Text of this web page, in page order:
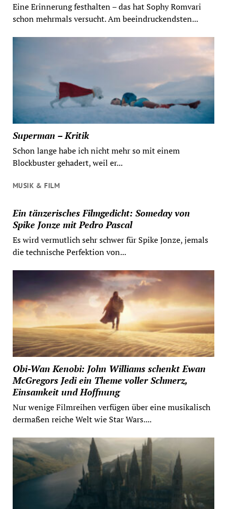
Eine Erinnerung festhalten – das hat Sophy Romvari
schon mehrmals versucht. Am beeindruckendsten...
Superman – Kritik
Schon lange habe ich nicht mehr so mit einem
Blockbuster gehadert, weil er...
MUSIK & FILM
Ein tänzerisches Filmgedicht: Someday von
Spike Jonze mit Pedro Pascal
Es wird vermutlich sehr schwer für Spike Jonze, jemals
die technische Perfektion von...
Obi-Wan Kenobi: John Williams schenkt Ewan
McGregors Jedi ein Theme voller Schmerz,
Einsamkeit und Hoffnung
Nur wenige Filmreihen verfügen über eine musikalisch
dermaßen reiche Welt wie Star Wars....